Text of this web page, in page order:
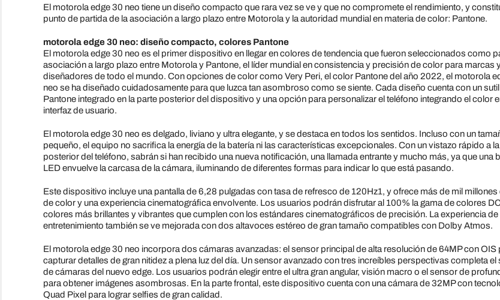
El motorola edge 30 neo tiene un diseño compacto que rara vez se ve y que no compromete el rendimiento, y
punto de partida de la asociación a largo plazo entre Motorola y la autoridad mundial en materia de color: Pantone.
motorola edge 30 neo: diseño compacto, colores Pantone
El motorola edge 30 neo es el primer dispositivo en llegar en colores de tendencia que fueron seleccionados como
asociación a largo plazo entre Motorola y Pantone, el líder mundial en consistencia y precisión de color para marcas
diseñadores de todo el mundo. Con opciones de color como Very Peri, el color Pantone del año 2022, el motorola
neo se ha diseñado cuidadosamente para que luzca tan asombroso como se siente. Cada diseño cuenta con un
Pantone integrado en la parte posterior del dispositivo y una opción para personalizar el teléfono integrando el color
interfaz de usuario.
El motorola edge 30 neo es delgado, liviano y ultra elegante, y se destaca en todos los sentidos. Incluso con un
pequeño, el equipo no sacrifica la energía de la batería ni las características excepcionales. Con un vistazo rápido a
posterior del teléfono, sabrán si han recibido una nueva notificación, una llamada entrante y mucho más, ya que una
LED envuelve la carcasa de la cámara, iluminando de diferentes formas para indicar lo que está pasando.
Este dispositivo incluye una pantalla de 6,28 pulgadas con tasa de refresco de 120Hz1, y ofrece más de mil millones
de color y una experiencia cinematográfica envolvente. Los usuarios podrán disfrutar al 100% la gama de colores
colores más brillantes y vibrantes que cumplen con los estándares cinematográficos de precisión. La experiencia de
entretenimiento también se ve mejorada con dos altavoces estéreo de gran tamaño compatibles con Dolby Atmos.
El motorola edge 30 neo incorpora dos cámaras avanzadas: el sensor principal de alta resolución de 64MP con OIS
capturar detalles de gran nitidez a plena luz del día. Un sensor avanzado con tres increíbles perspectivas completa el
de cámaras del nuevo edge. Los usuarios podrán elegir entre el ultra gran angular, visión macro o el sensor de
para obtener imágenes asombrosas. En la parte frontal, este dispositivo cuenta con una cámara de 32MP con
Quad Pixel para lograr selfies de gran calidad.